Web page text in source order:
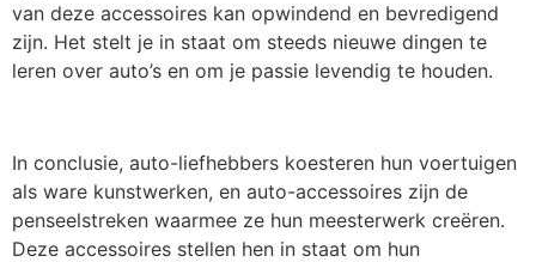
van deze accessoires kan opwindend en bevredigend
zijn. Het stelt je in staat om steeds nieuwe dingen te
leren over auto’s en om je passie levendig te houden.
In conclusie, auto-liefhebbers koesteren hun voertuigen
als ware kunstwerken, en auto-accessoires zijn de
penseelstreken waarmee ze hun meesterwerk creëren.
Deze accessoires stellen hen in staat om hun